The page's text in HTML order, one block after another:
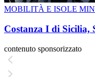
MOBILITÀ E ISOLE
Costanza I di
contenuto sponsorizzato